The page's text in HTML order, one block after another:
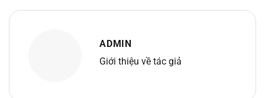
ADMIN
Giới thiệu về tác giả